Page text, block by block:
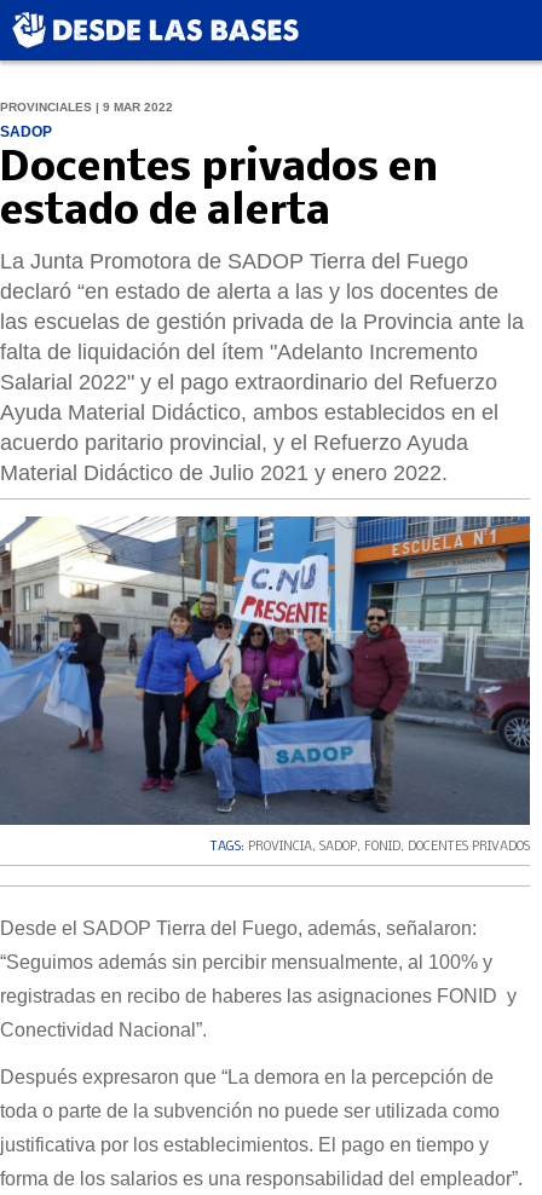
PROVINCIALES | 9 MAR 2022
SADOP
Docentes privados en
estado de alerta
La Junta Promotora de SADOP Tierra del Fuego
declaró “en estado de alerta a las y los docentes de
las escuelas de gestión privada de la Provincia ante la
falta de liquidación del ítem "Adelanto Incremento
Salarial 2022" y el pago extraordinario del Refuerzo
Ayuda Material Didáctico, ambos establecidos en el
acuerdo paritario provincial, y el Refuerzo Ayuda
Material Didáctico de Julio 2021 y enero 2022.
TAGS: PROVINCIA, SADOP, FONID, DOCENTES PRIVADOS
Desde el SADOP Tierra del Fuego, además, señalaron:
“Seguimos además sin percibir mensualmente, al 100% y
registradas en recibo de haberes las asignaciones FONID y
Conectividad Nacional”.
Después expresaron que “La demora en la percepción de
toda o parte de la subvención no puede ser utilizada como
justificativa por los establecimientos. El pago en tiempo y
forma de los salarios es una responsabilidad del empleador”.